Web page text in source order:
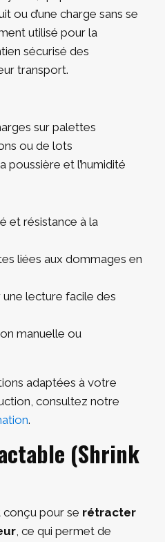
ou d’une charge sans se
utilisé pour la
sécurisé des
transport.
sur palettes
ou de lots
poussière et l’humidité
et résistance à la
liées aux dommages en
lecture facile des
manuelle ou
adaptées à votre
consultez notre
.
(Shrink
conçu pour se rétracter
, ce qui permet de